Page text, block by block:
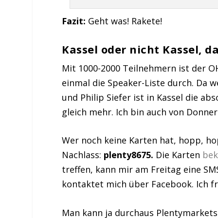
Fazit: Geht was! Rakete!
Kassel oder nicht Kassel,
Mit 1000-2000 Teilnehmern ist der
einmal die Speaker-Liste durch. Da
und Philip Siefer ist in Kassel die
gleich mehr. Ich bin auch von
Wer noch keine Karten hat, hopp,
Nachlass: plenty8675. Die Karten
treffen, kann mir am Freitag eine
kontaktet mich über Facebook. Ich
Man kann ja durchaus